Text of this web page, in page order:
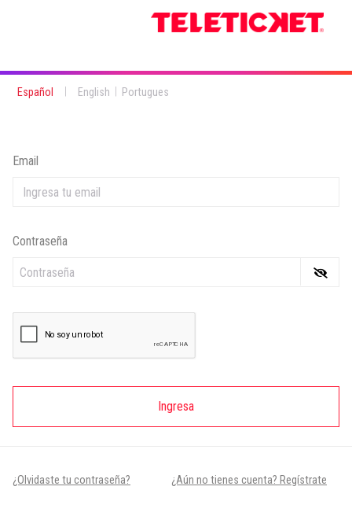
Español English Portugues
Email
Contraseña
Ingresa
¿Olvidaste tu contraseña? ¿Aún no tienes cuenta? Regístrate